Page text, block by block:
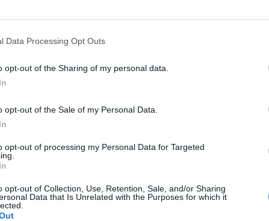
Data Processing Opt Outs
opt-out of the Sharing of my personal data.
opt-out of the Sale of my Personal Data.
opt-out of processing my Personal Data for Targeted
opt-out of Collection, Use, Retention, Sale, and/or Sharing
Data that Is Unrelated with the Purposes for which it
talibanii au luat controlul asupra orașului
pentru Reuters, după ce și militanții și-au anunțat
au ajuns în Piaţa Martirilor din oraş”,
de Twitter, potrivit Agerpres, care preia Agenția
aparenţele, forţele guvernamentale s-au retras
cu acelaşi nume din sudul Afganistanului.
-